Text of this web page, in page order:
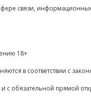
связи,
18+
в соответствии с
обязательной прямой